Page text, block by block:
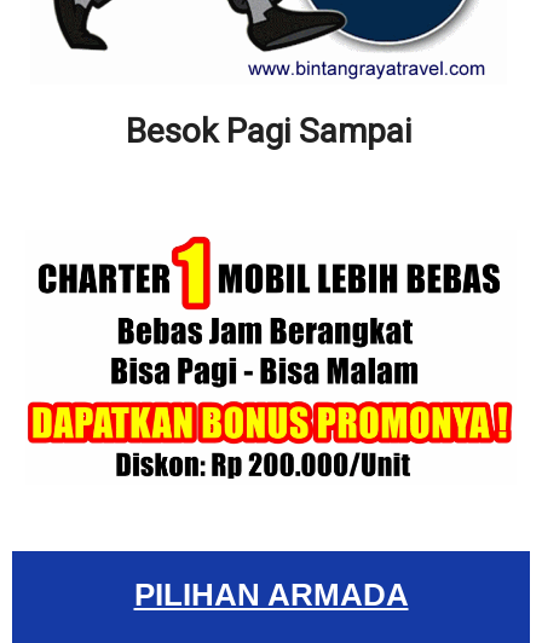
Besok Pagi Sampai
PILIHAN ARMADA